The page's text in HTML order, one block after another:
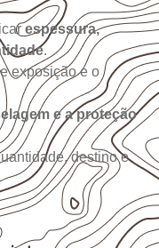
espessura,
.
exposição e o
e a proteção
destino e